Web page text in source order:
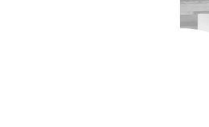
Le développement commercial